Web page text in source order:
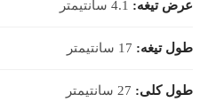
عرض تیغه:
طول تیغه: 17 سانتیمتر
طول کلی: 27 سانتیمتر